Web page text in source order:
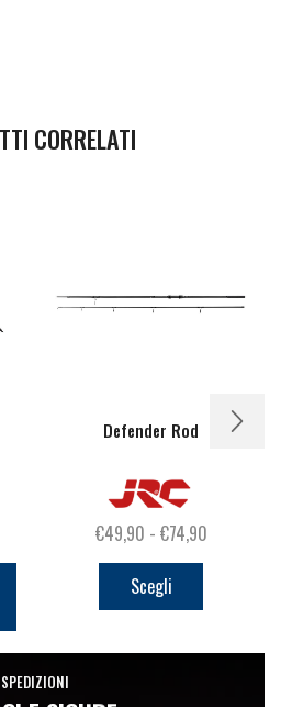
CORRELATI
Defender Rod
€49,90 - €74,90Fascia
Scegli
Questo
ha
SPEDIZIONI